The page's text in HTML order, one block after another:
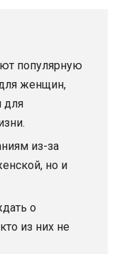
популярную
женщин,
для
из-за
но и
о
из них не